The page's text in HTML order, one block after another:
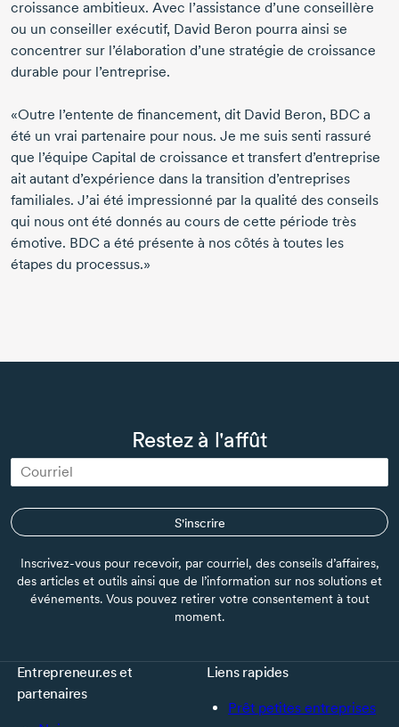
croissance ambitieux. Avec l’assistance d’une conseillère
ou un conseiller exécutif, David Beron pourra ainsi se
concentrer sur l’élaboration d’une stratégie de croissance
durable pour l’entreprise.
«Outre l’entente de financement, dit David Beron, BDC a
été un vrai partenaire pour nous. Je me suis senti rassuré
que l’équipe Capital de croissance et transfert d’entreprise
ait autant d’expérience dans la transition d’entreprises
familiales. J’ai été impressionné par la qualité des conseils
qui nous ont été donnés au cours de cette période très
émotive. BDC a été présente à nos côtés à toutes les
étapes du processus.»
Restez à l'affût
S'inscrire
Inscrivez-vous pour recevoir, par courriel, des conseils d’affaires,
des articles et outils ainsi que de l’information sur nos solutions et
événements. Vous pouvez retirer votre consentement à tout
moment.
Entrepreneur.es et
partenaires
Liens rapides
Prêt petites entreprises